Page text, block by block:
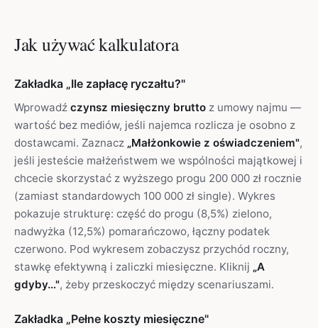
Jak używać kalkulatora
Zakładka „Ile zapłacę ryczałtu?"
Wprowadź czynsz miesięczny brutto z umowy najmu —
wartość bez mediów, jeśli najemca rozlicza je osobno z
dostawcami. Zaznacz „Małżonkowie z oświadczeniem",
jeśli jesteście małżeństwem we wspólności majątkowej i
chcecie skorzystać z wyższego progu 200 000 zł rocznie
(zamiast standardowych 100 000 zł single). Wykres
pokazuje strukturę: część do progu (8,5%) zielono,
nadwyżka (12,5%) pomarańczowo, łączny podatek
czerwono. Pod wykresem zobaczysz przychód roczny,
stawkę efektywną i zaliczki miesięczne. Kliknij „A
gdyby…", żeby przeskoczyć między scenariuszami.
Zakładka „Pełne koszty miesięczne"